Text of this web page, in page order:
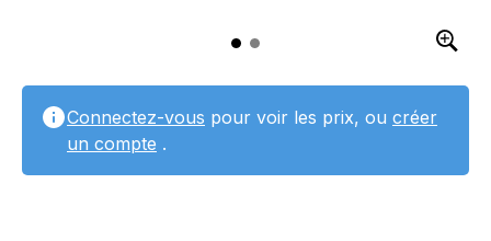
Connectez-vous pour voir les prix, ou créer
un compte .